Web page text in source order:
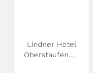
Lindner Hotel
Oberstaufen...